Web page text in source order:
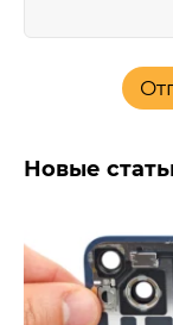
Новые